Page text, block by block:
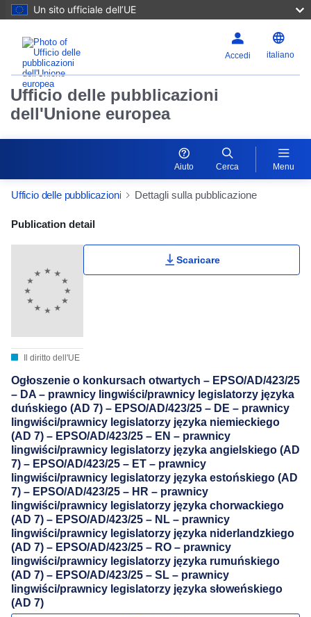
Un sito ufficiale dell’UE
Accedi italiano
Ufficio delle pubblicazioni
dell'Unione europea
Aiuto Cerca Menu
Ufficio delle pubblicazioni Dettagli sulla pubblicazione
Publication Detail Actions Portlet
Publication detail
Il diritto dell'UE
Scaricare
Ogłoszenie o konkursach otwartych – EPSO/AD/423/25
– DA – prawnicy lingwiści/prawnicy legislatorzy języka
duńskiego (AD 7) – EPSO/AD/423/25 – DE – prawnicy
lingwiści/prawnicy legislatorzy języka niemieckiego
(AD 7) – EPSO/AD/423/25 – EN – prawnicy
lingwiści/prawnicy legislatorzy języka angielskiego (AD
7) – EPSO/AD/423/25 – ET – prawnicy
lingwiści/prawnicy legislatorzy języka estońskiego (AD
7) – EPSO/AD/423/25 – HR – prawnicy
lingwiści/prawnicy legislatorzy języka chorwackiego
(AD 7) – EPSO/AD/423/25 – NL – prawnicy
lingwiści/prawnicy legislatorzy języka niderlandzkiego
(AD 7) – EPSO/AD/423/25 – RO – prawnicy
lingwiści/prawnicy legislatorzy języka rumuńskiego
(AD 7) – EPSO/AD/423/25 – SL – prawnicy
lingwiści/prawnicy legislatorzy języka słoweńskiego
(AD 7)